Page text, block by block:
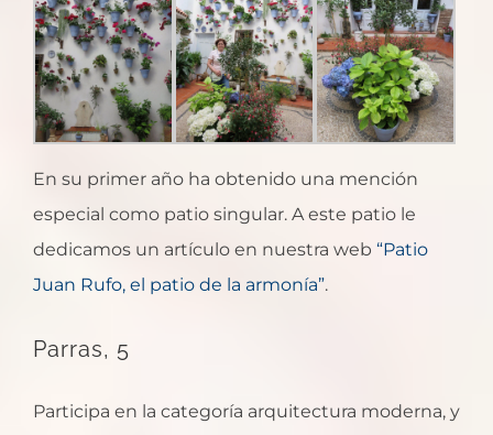
En su primer año ha obtenido una mención
especial como patio singular. A este patio le
dedicamos un artículo en nuestra web “Patio
Juan Rufo, el patio de la armonía”.
Parras, 5
Participa en la categoría arquitectura moderna, y